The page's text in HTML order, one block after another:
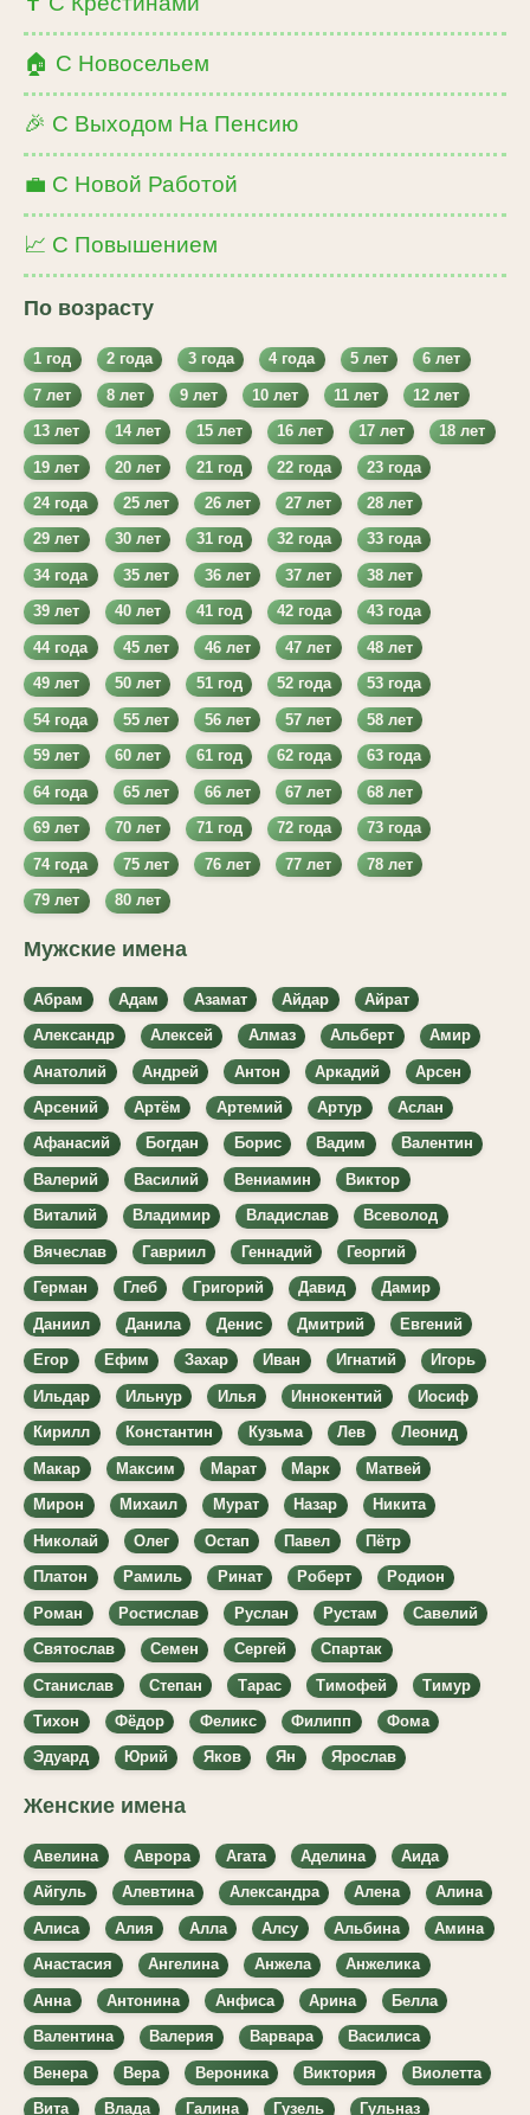
🏠 С Новосельем
🎉 С Выходом На Пенсию
💼 С Новой Работой
📈 С Повышением
По возрасту
1 год 2 года 3 года 4 года 5 лет 6 лет
7 лет 8 лет 9 лет 10 лет 11 лет 12 лет
13 лет 14 лет 15 лет 16 лет 17 лет 18 лет
19 лет 20 лет 21 год 22 года 23 года
24 года 25 лет 26 лет 27 лет 28 лет
29 лет 30 лет 31 год 32 года 33 года
34 года 35 лет 36 лет 37 лет 38 лет
39 лет 40 лет 41 год 42 года 43 года
44 года 45 лет 46 лет 47 лет 48 лет
49 лет 50 лет 51 год 52 года 53 года
54 года 55 лет 56 лет 57 лет 58 лет
59 лет 60 лет 61 год 62 года 63 года
64 года 65 лет 66 лет 67 лет 68 лет
69 лет 70 лет 71 год 72 года 73 года
74 года 75 лет 76 лет 77 лет 78 лет
79 лет 80 лет
Мужские имена
Абрам Адам Азамат Айдар Айрат
Александр Алексей Алмаз Альберт Амир
Анатолий Андрей Антон Аркадий Арсен
Арсений Артём Артемий Артур Аслан
Афанасий Богдан Борис Вадим Валентин
Валерий Василий Вениамин Виктор
Виталий Владимир Владислав Всеволод
Вячеслав Гавриил Геннадий Георгий
Герман Глеб Григорий Давид Дамир
Даниил Данила Денис Дмитрий Евгений
Егор Ефим Захар Иван Игнатий Игорь
Ильдар Ильнур Илья Иннокентий Иосиф
Кирилл Константин Кузьма Лев Леонид
Макар Максим Марат Марк Матвей
Мирон Михаил Мурат Назар Никита
Николай Олег Остап Павел Пётр
Платон Рамиль Ринат Роберт Родион
Роман Ростислав Руслан Рустам Савелий
Святослав Семен Сергей Спартак
Станислав Степан Тарас Тимофей Тимур
Тихон Фёдор Феликс Филипп Фома
Эдуард Юрий Яков Ян Ярослав
Женские имена
Авелина Аврора Агата Аделина Аида
Айгуль Алевтина Александра Алена Алина
Алиса Алия Алла Алсу Альбина Амина
Анастасия Ангелина Анжела Анжелика
Анна Антонина Анфиса Арина Белла
Валентина Валерия Варвара Василиса
Венера Вера Вероника Виктория Виолетта
Вита Влада Галина Гузель Гульназ